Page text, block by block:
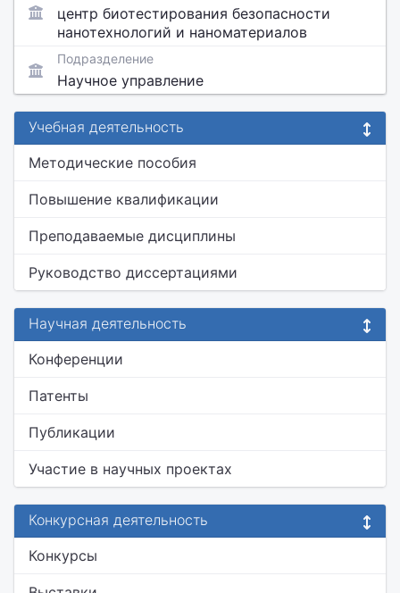
центр биотестирования безопасности
нанотехнологий и наноматериалов
Подразделение
Научное управление
Учебная деятельность
Методические пособия
Повышение квалификации
Преподаваемые дисциплины
Руководство диссертациями
Научная деятельность
Конференции
Патенты
Публикации
Участие в научных проектах
Конкурсная деятельность
Конкурсы